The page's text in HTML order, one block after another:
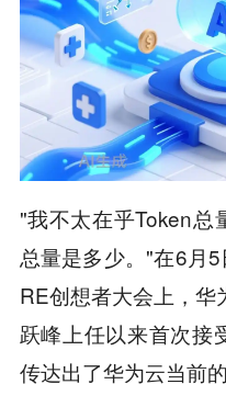
"我不太在乎Token总
总量是多少。"在6月
RE创想者大会上，
跃峰上任以来首次接
传达出了华为云当前的